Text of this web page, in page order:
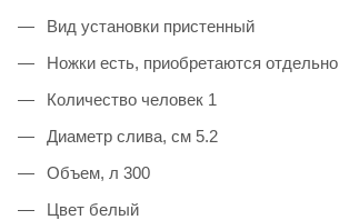
Вид установки пристенный
Ножки есть, приобретаются отдельно
Количество человек 1
Диаметр слива, см 5.2
Объем, л 300
Цвет белый